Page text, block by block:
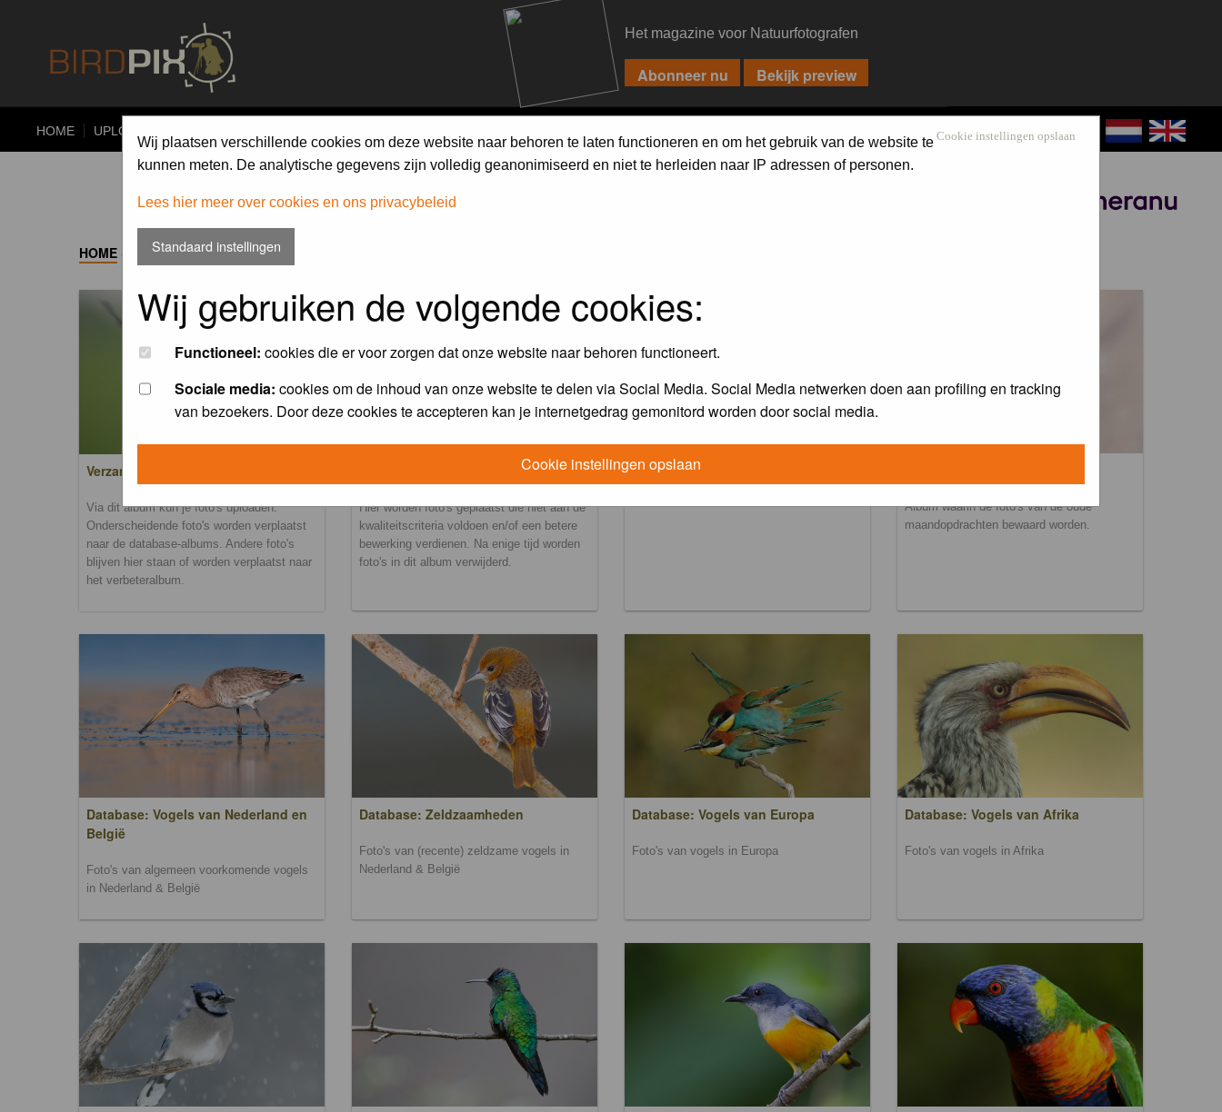
Het magazine voor Natuurfotografen
HOME UPLOAD Cookie instellingen opslaan
Wij plaatsen verschillende cookies om deze website naar behoren te laten functioneren en om het gebruik van de website te
kunnen meten. De analytische gegevens zijn volledig geanonimiseerd en niet te herleiden naar IP adressen of personen.
Lees hier meer over cookies en ons privacybeleid
Standaard instellingen
Wij gebruiken de volgende cookies:
Functioneel: cookies die er voor zorgen dat onze website naar behoren functioneert.
Sociale media: cookies om de inhoud van onze website te delen via Social Media. Social Media netwerken doen aan profiling en tracking
van bezoekers. Door deze cookies te accepteren kan je internetgedrag gemonitord worden door social media.
Cookie instellingen opslaan
HOME -> ALBUM
Verzamel- en uploadalbum
Via dit album kun je foto's uploaden.
Onderscheidende foto's worden verplaatst
naar de database-albums. Andere foto's
blijven hier staan of worden verplaatst naar
het verbeteralbum.
Hier worden foto's geplaatst die niet aan de
kwaliteitscriteria voldoen en/of een betere
bewerking verdienen. Na enige tijd worden
foto's in dit album verwijderd.
Maandopdracht
maandopdracht.
Album waarin de foto's van de oude
maandopdrachten bewaard worden.
Database: Vogels van Nederland en
België
Foto's van algemeen voorkomende vogels
in Nederland & België
Database: Zeldzaamheden
Foto's van (recente) zeldzame vogels in
Nederland & België
Database: Vogels van Europa
Foto's van vogels in Europa
Database: Vogels van Afrika
Foto's van vogels in Afrika